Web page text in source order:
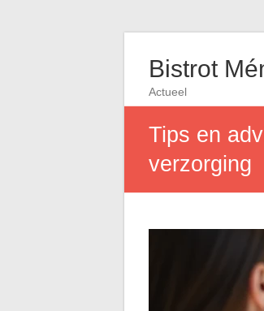
Bistrot
Actueel
Tips en
verzorging